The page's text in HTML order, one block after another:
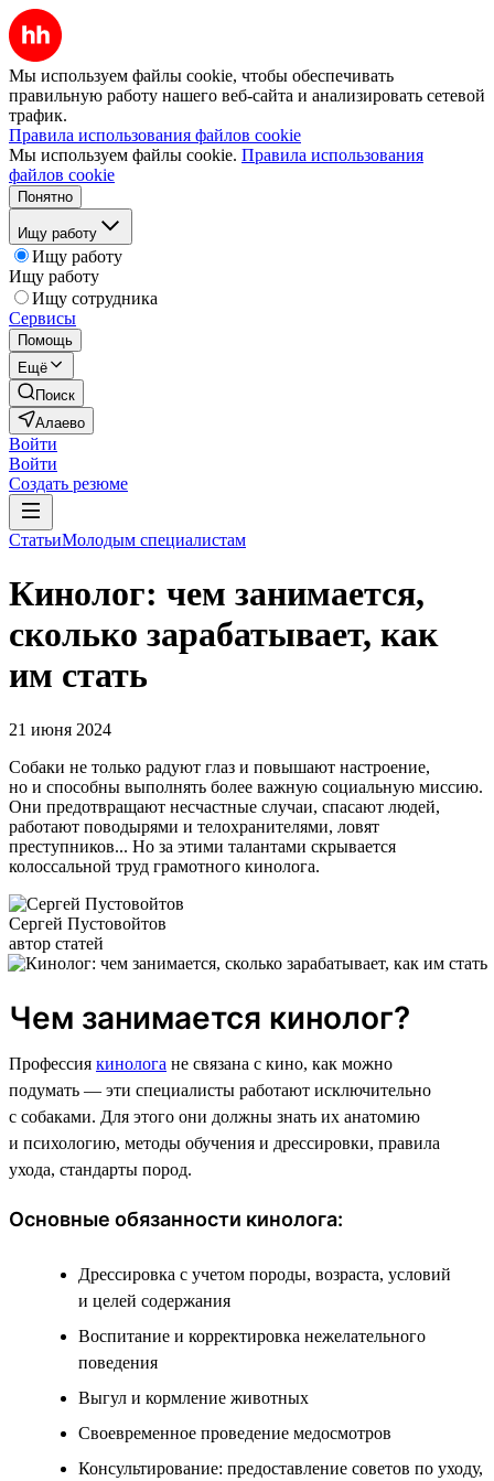
Мы используем файлы cookie, чтобы обеспечивать
правильную работу нашего веб-сайта и анализировать сетевой
трафик.
Правила использования файлов cookie
Мы используем файлы cookie. Правила использования
файлов cookie
Понятно
Ищу работу
Ищу работу
Ищу работу
Ищу сотрудника
Сервисы
Помощь
Ещё
Поиск
Алаево
Войти
Войти
Создать резюме
СтатьиМолодым специалистам
Кинолог: чем занимается,
сколько зарабатывает, как
им стать
21 июня 2024
Собаки не только радуют глаз и повышают настроение,
но и способны выполнять более важную социальную миссию.
Они предотвращают несчастные случаи, спасают людей,
работают поводырями и телохранителями, ловят
преступников... Но за этими талантами скрывается
колоссальной труд грамотного кинолога.
Сергей Пустовойтов
автор статей
Чем занимается кинолог?
Профессия кинолога не связана с кино, как можно
подумать — эти специалисты работают исключительно
с собаками. Для этого они должны знать их анатомию
и психологию, методы обучения и дрессировки, правила
ухода, стандарты пород.
Основные обязанности кинолога:
Дрессировка с учетом породы, возраста, условий
и целей содержания
Воспитание и корректировка нежелательного
поведения
Выгул и кормление животных
Своевременное проведение медосмотров
Консультирование: предоставление советов по уходу,